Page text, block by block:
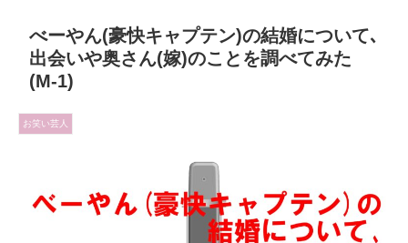
べーやん(豪快キャプテン)の結婚について､
出会いや奥さん(嫁)のことを調べてみた
(M-1)
お笑い芸人